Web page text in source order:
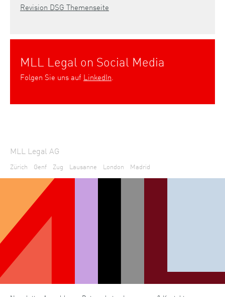
Revision DSG Themenseite
MLL Legal on Social Media
Folgen Sie uns auf LinkedIn.
MLL Legal AG
Zürich Genf Zug Lausanne London Madrid